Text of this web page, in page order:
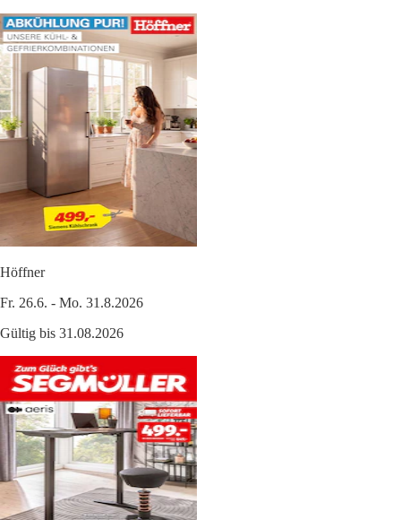
Höffner
Fr. 26.6. - Mo. 31.8.2026
Gültig bis 31.08.2026